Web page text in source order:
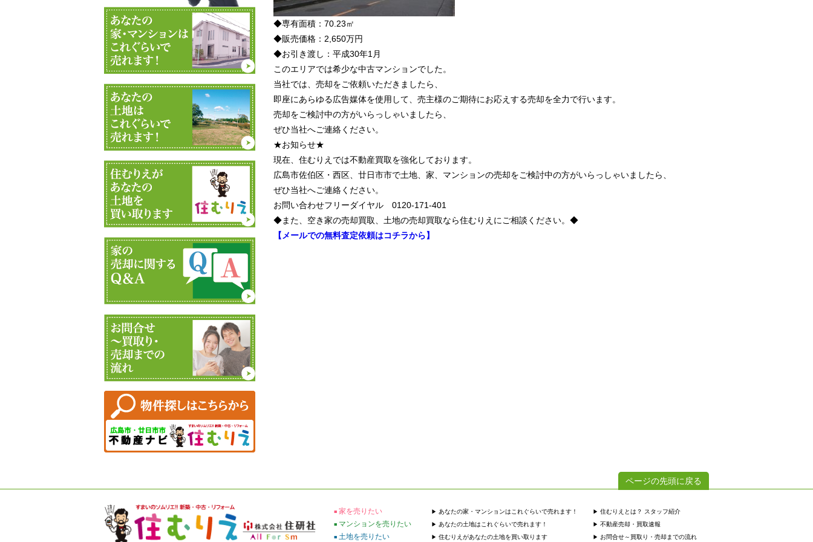
◆専有面積：70.23㎡
◆販売価格：2,650万円
◆お引き渡し：平成30年1月
このエリアでは希少な中古マンションでした。
当社では、売却をご依頼いただきましたら、
即座にあらゆる広告媒体を使用して、売主様のご期待にお応えする売却を全力で行います。
売却をご検討中の方がいらっしゃいましたら、
ぜひ当社へご連絡ください。
★お知らせ★
現在、住むりえでは不動産買取を強化しております。
広島市佐伯区・西区、廿日市市で土地、家、マンションの売却をご検討中の方がいらっしゃいましたら、
ぜひ当社へご連絡ください。
お問い合わせフリーダイヤル 0120-171-401
◆また、空き家の売却買取、土地の売却買取なら住むりえにご相談ください。◆
【メールでの無料査定依頼はコチラから】
ページの先頭に戻る
家を売りたい
マンションを売りたい
土地を売りたい
あなたの家・マンションはこれぐらいで売れます！
あなたの土地はこれぐらいで売れます！
住むりえがあなたの土地を買い取ります
住むりえとは？ スタッフ紹介
不動産売却・買取速報
お問合せ～買取り・売却までの流れ